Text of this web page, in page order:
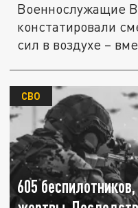
Военнослужащие
констатировали
сил в воздухе –
605
СВО